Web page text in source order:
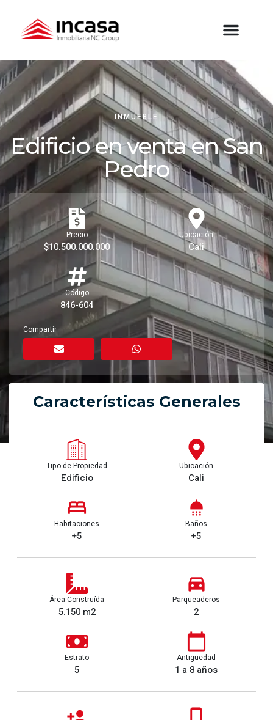
INMUEBLE
Edificio en venta en San
Pedro
Precio
$10.500.000.000
Ubicación
Cali
Código
846-604
Compartir
Características Generales
Tipo de Propiedad
Edificio
Ubicación
Cali
Habitaciones
+5
Baños
+5
Área Construída
5.150 m2
Parqueaderos
2
Estrato
5
Antiguedad
1 a 8 años